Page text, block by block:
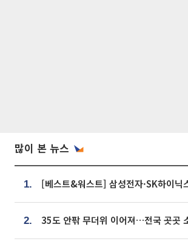
많이 본 뉴스
1.
2.